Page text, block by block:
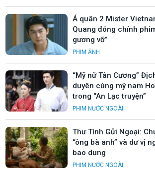
Á quân 2 Mister
Quang đóng chính
gương vỡ”
PHIM ẢNH
“Mỹ nữ Tân Cương”
duyên cùng mỹ nam
trong “An Lạc truyện”
PHIM NƯỚC NGOÀI
Thư Tình Gửi Ngoại:
“ông bà anh” và dư vị
bao dung
PHIM NƯỚC NGOÀI